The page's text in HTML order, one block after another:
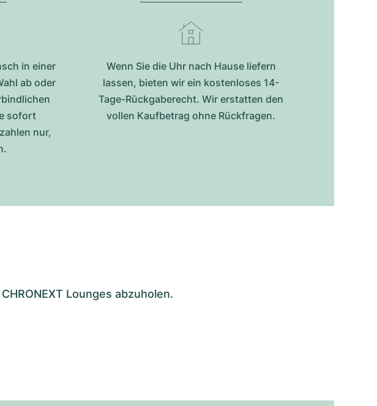
in einer
ab oder
sofort
nur,
Wenn Sie die Uhr nach Hause liefern
lassen, bieten wir ein kostenloses 14-
Tage-Rückgaberecht. Wir erstatten den
vollen Kaufbetrag ohne Rückfragen.
Lounges abzuholen.